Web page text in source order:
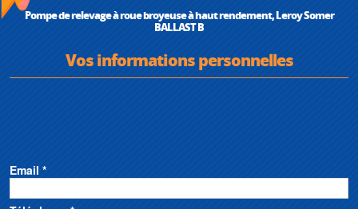
Pompe de relevage à roue broyeuse à haut rendement, Leroy Somer
BALLAST B
Vos informations personnelles
Email *